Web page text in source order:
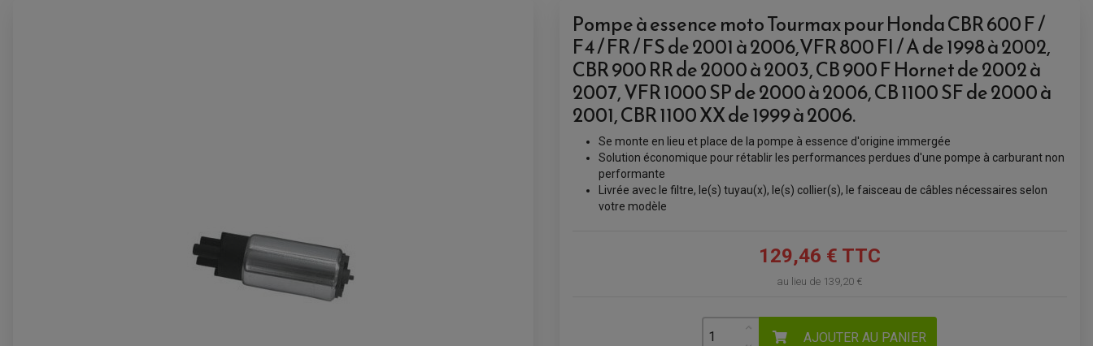
VOIR LE PANIER
Pompe à essence moto Tourmax pour Honda CBR 600 F /
F4 / FR / FS de 2001 à 2006,VFR 800 FI / A de 1998 à 2002,
CBR 900 RR de 2000 à 2003, CB 900 F Hornet de 2002 à
2007, VFR 1000 SP de 2000 à 2006, CB 1100 SF de 2000 à
2001, CBR 1100 XX de 1999 à 2006.
Se monte en lieu et place de la pompe à essence d'origine immergée
Solution économique pour rétablir les performances perdues d'une pompe à carburant non
performante
Livrée avec le filtre, le(s) tuyau(x), le(s) collier(s), le faisceau de câbles nécessaires selon
votre modèle
129,46 € TTC
au lieu de 139,20 €
AJOUTER AU PANIER